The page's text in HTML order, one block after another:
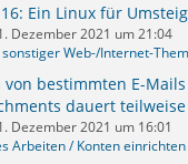
Ein Linux für
Dezember 2021 um 21:04
Web-/Internet-
von bestimmten E-
dauert
Dezember 2021 um 16:01
Arbeiten / Konten